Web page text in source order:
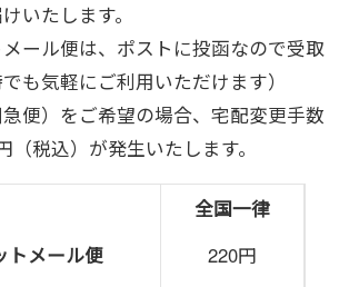
いたします。
メール便は、ポストに投函なので受取
も気軽にご利用いただけます）
急便）をご希望の場合、宅配変更手数
（税込）が発生いたします。
全国一律
トメール便
220円